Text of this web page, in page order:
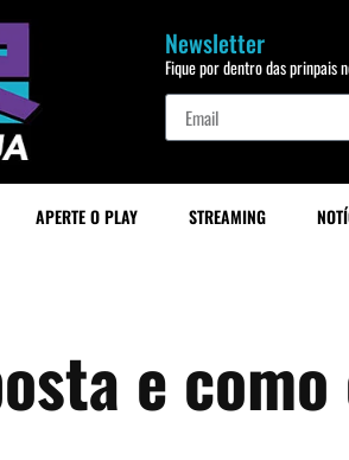
Newsletter
Fique por dentro das prinpais
APERTE O PLAY STREAMING
e